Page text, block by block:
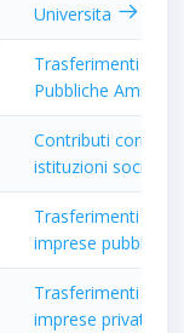
Universita
Trasferimenti
Pubbliche
Contributi correnti
istituzioni sociali
Trasferimenti
imprese pubbliche
Trasferimenti
imprese private